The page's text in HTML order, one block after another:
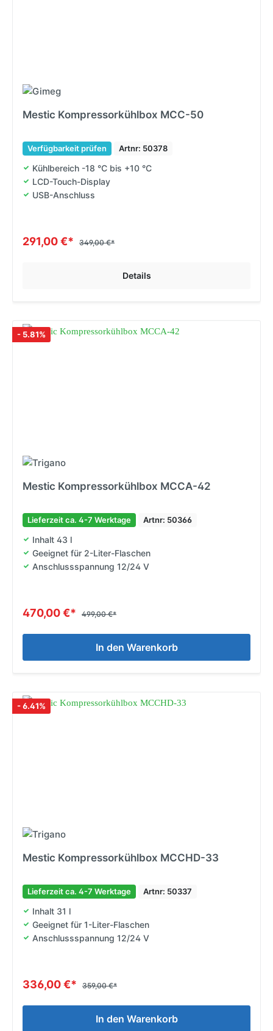
Mestic Kompressorkühlbox MCC-50
Verfügbarkeit prüfen Artnr: 50378
Kühlbereich -18 °C bis +10 °C
LCD-Touch-Display
USB-Anschluss
291,00 €* 349,00 €*
Details
- 5.81%
Mestic Kompressorkühlbox MCCA-42
Lieferzeit ca. 4-7 Werktage Artnr: 50366
Inhalt 43 l
Geeignet für 2-Liter-Flaschen
Anschlussspannung 12/24 V
470,00 €* 499,00 €*
In den Warenkorb
- 6.41%
Mestic Kompressorkühlbox MCCHD-33
Lieferzeit ca. 4-7 Werktage Artnr: 50337
Inhalt 31 l
Geeignet für 1-Liter-Flaschen
Anschlussspannung 12/24 V
336,00 €* 359,00 €*
In den Warenkorb